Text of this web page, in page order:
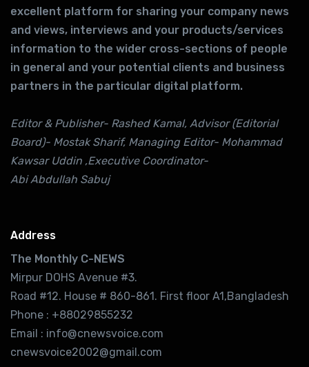
excellent platform for sharing your company news
and views, interviews and your products/services
information to the wider cross-sections of people
in general and your potential clients and business
partners in the particular digital platform.
Editor & Publisher- Rashed Kamal, Advisor (Editorial
Board)- Mostak Sharif, Managing Editor- Mohammad
Kawsar Uddin ,Executive Coordinator-
Abi Abdullah Sabuj
Address
The Monthly C-NEWS
Mirpur DOHS Avenue #3.
Road #12. House # 860-861. First floor A1,Bangladesh
Phone : +88029855232
Email : info@cnewsvoice.com
cnewsvoice2002@gmail.com